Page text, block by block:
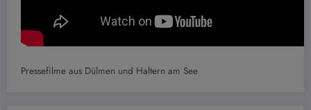
Pressefilme aus Dülmen und Haltern am See